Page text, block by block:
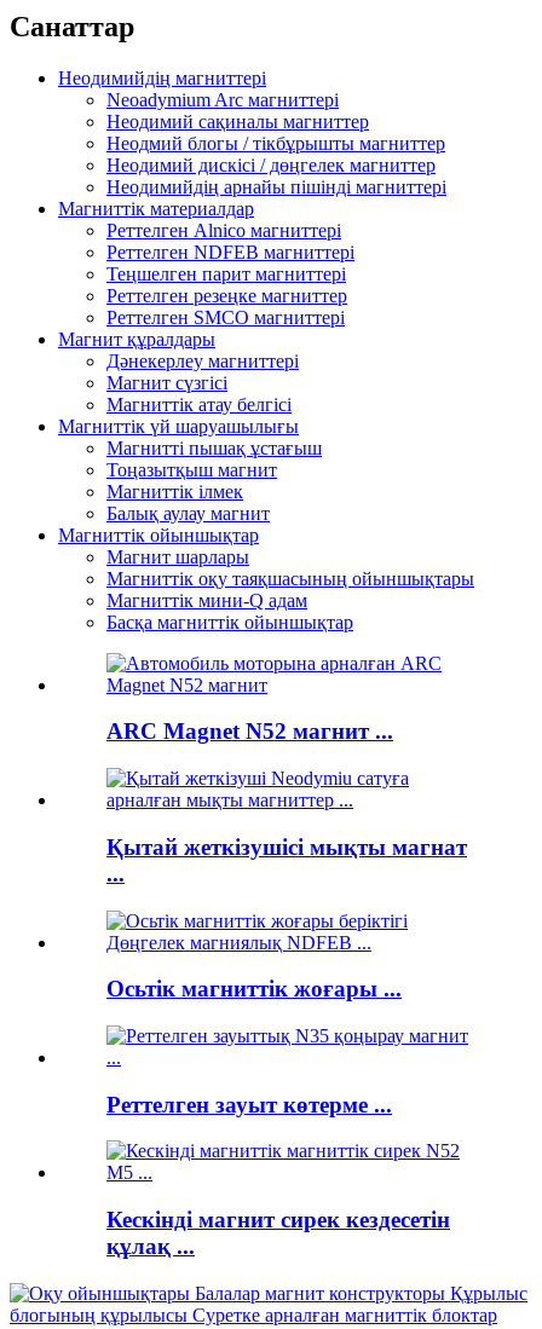
Санаттар
Неодимийдің магниттері
Neoadymium Arc магниттері
Неодимий сақиналы магниттер
Неодмий блогы / тікбұрышты магниттер
Неодимий дискісі / дөңгелек магниттер
Неодимийдің арнайы пішінді магниттері
Магниттік материалдар
Реттелген Alnico магниттері
Реттелген NDFEB магниттері
Теңшелген парит магниттері
Реттелген резеңке магниттер
Реттелген SMCO магниттері
Магнит құралдары
Дәнекерлеу магниттері
Магнит сүзгісі
Магниттік атау белгісі
Магниттік үй шаруашылығы
Магнитті пышақ ұстағыш
Тоңазытқыш магнит
Магниттік ілмек
Балық аулау магнит
Магниттік ойыншықтар
Магнит шарлары
Магниттік оқу таяқшасының ойыншықтары
Магниттік мини-Q адам
Басқа магниттік ойыншықтар
ARC Magnet N52 магнит ...
Қытай жеткізушісі мықты магнат
...
Осьтік магниттік жоғары ...
Реттелген зауыт көтерме ...
Кескінді магнит сирек кездесетін
құлақ ...